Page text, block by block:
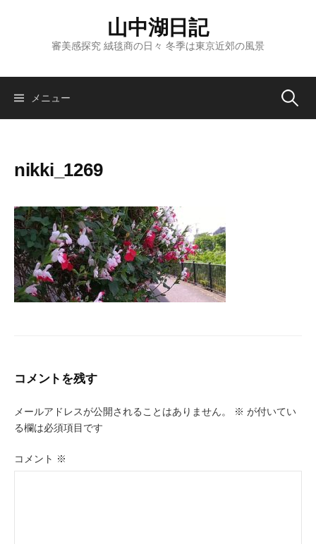
ツ
山中湖日記
審美感探究 絨毯商の日々 冬季は東京近郊の風景
メニュー 検
nikki_1269
コメントを残す
メールアドレスが公開されることはありません。 ※ が付いてい
る欄は必須項目です
コメント ※